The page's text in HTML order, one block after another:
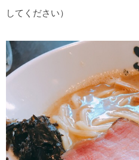
してください）